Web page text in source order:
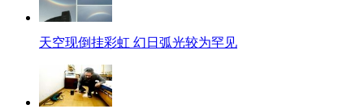
天空现倒挂彩虹 幻日弧光较为罕见